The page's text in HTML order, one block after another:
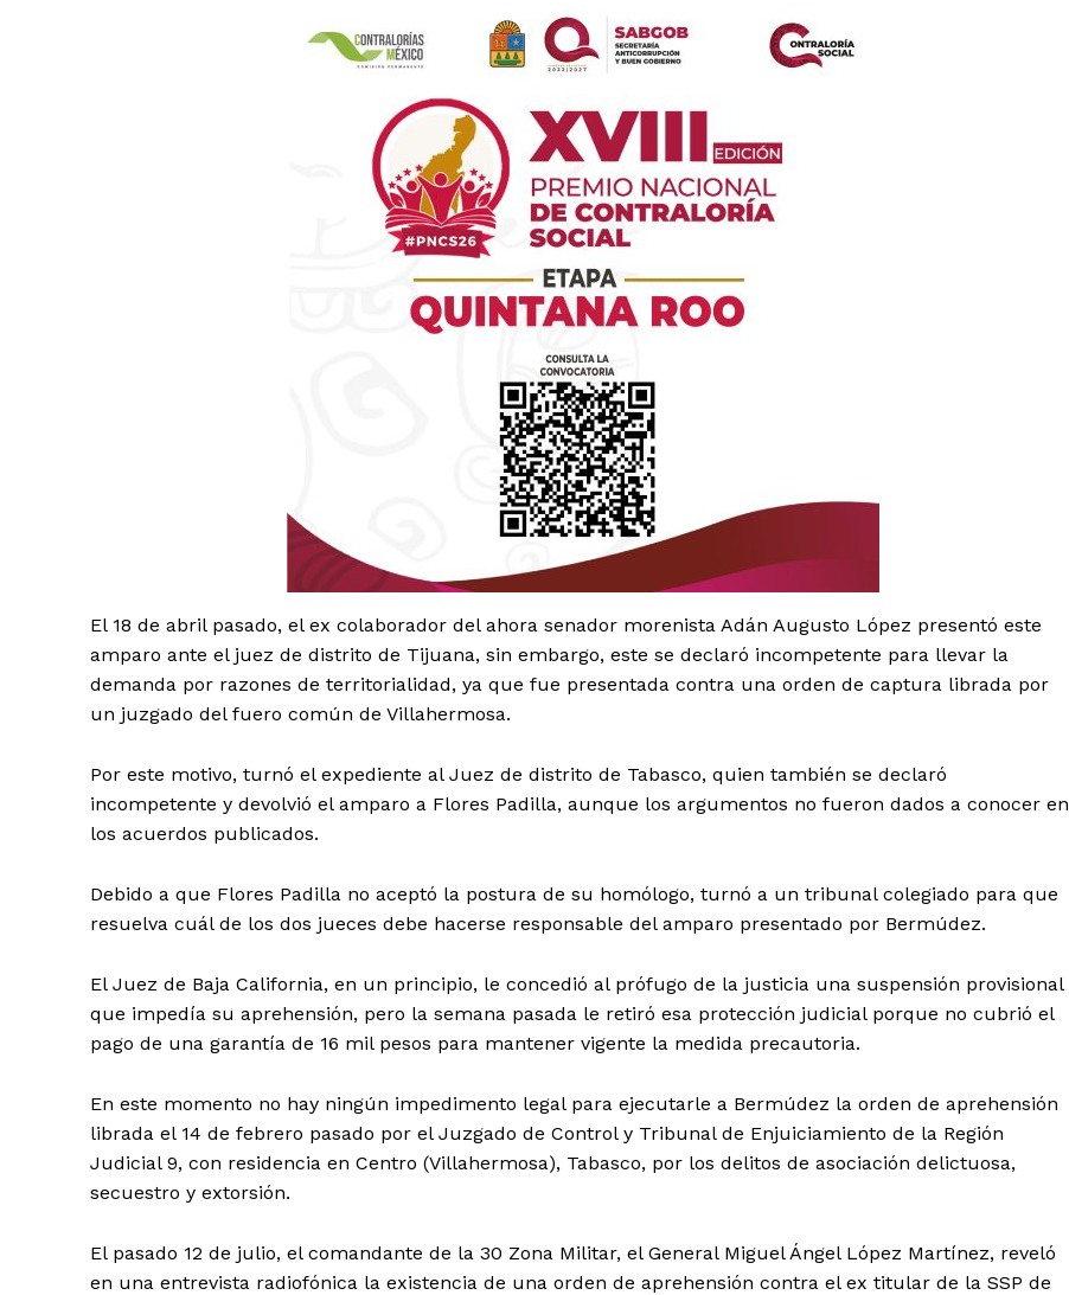
Luces
Del Siglo
Nosotros
Políticas del Sitio
Información Propietaria / Financiación
Mi cuenta
El 18 de abril pasado, el ex colaborador del ahora senador morenista Adán Augusto López presentó este
amparo ante el juez de distrito de Tijuana, sin embargo, este se declaró incompetente para llevar la
demanda por razones de territorialidad, ya que fue presentada contra una orden de captura librada por
un juzgado del fuero común de Villahermosa.
Por este motivo, turnó el expediente al Juez de distrito de Tabasco, quien también se declaró
incompetente y devolvió el amparo a Flores Padilla, aunque los argumentos no fueron dados a conocer en
los acuerdos publicados.
Debido a que Flores Padilla no aceptó la postura de su homólogo, turnó a un tribunal colegiado para que
resuelva cuál de los dos jueces debe hacerse responsable del amparo presentado por Bermúdez.
El Juez de Baja California, en un principio, le concedió al prófugo de la justicia una suspensión provisional
que impedía su aprehensión, pero la semana pasada le retiró esa protección judicial porque no cubrió el
pago de una garantía de 16 mil pesos para mantener vigente la medida precautoria.
En este momento no hay ningún impedimento legal para ejecutarle a Bermúdez la orden de aprehensión
librada el 14 de febrero pasado por el Juzgado de Control y Tribunal de Enjuiciamiento de la Región
Judicial 9, con residencia en Centro (Villahermosa), Tabasco, por los delitos de asociación delictuosa,
secuestro y extorsión.
El pasado 12 de julio, el comandante de la 30 Zona Militar, el General Miguel Ángel López Martínez, reveló
en una entrevista radiofónica la existencia de una orden de aprehensión contra el ex titular de la SSP de